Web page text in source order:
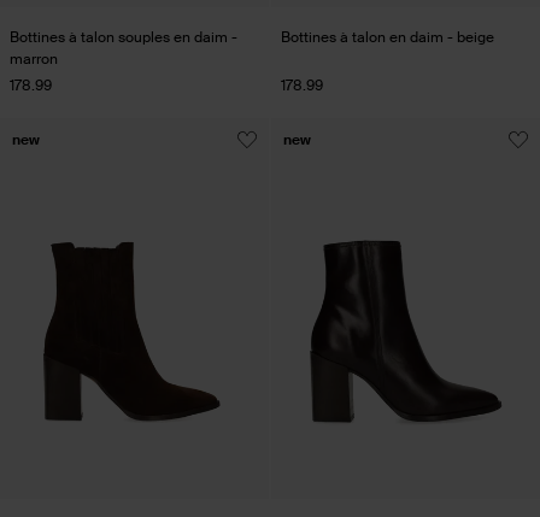
Bottines à talon souples en daim -
marron
178.99
Bottines à talon en daim - beige
178.99
new new